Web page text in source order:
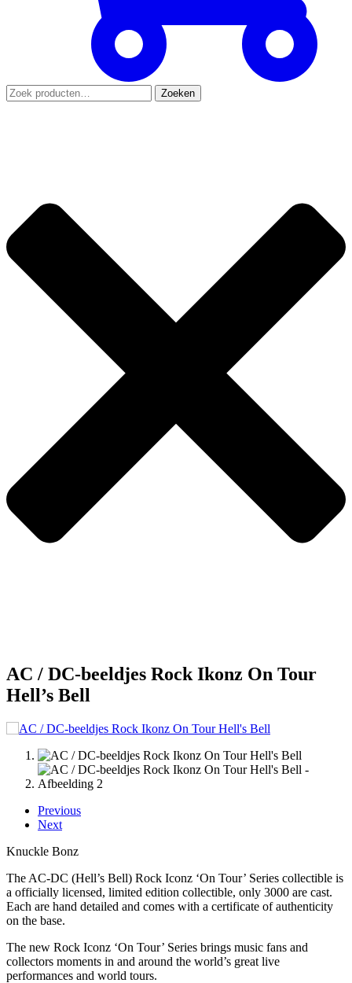
Zoeken
naar:
Zoeken
AC / DC-beeldjes Rock Ikonz On Tour
Hell’s Bell
Previous
Next
Knuckle Bonz
The AC-DC (Hell’s Bell) Rock Iconz ‘On Tour’ Series collectible is
a officially licensed, limited edition collectible, only 3000 are cast.
Each are hand detailed and comes with a certificate of authenticity
on the base.
The new Rock Iconz ‘On Tour’ Series brings music fans and
collectors moments in and around the world’s great live
performances and world tours.